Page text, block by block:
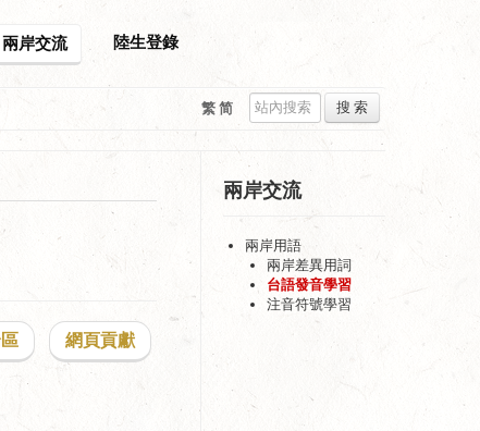
兩岸交流 陸生登錄
搜 索
繁 简
網頁貢獻
兩岸交流
兩岸用語
兩岸差異用詞
台語發音學習
注音符號學習